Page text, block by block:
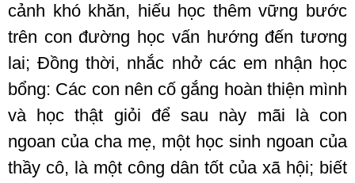
cảnh khó khăn, hiếu học thêm vững bước
trên con đường học vấn hướng đến tương
lai; Đồng thời, nhắc nhở các em nhận học
bổng: Các con nên cố gắng hoàn thiện mình
và học thật giỏi để sau này mãi là con
ngoan của cha mẹ, một học sinh ngoan của
thầy cô, là một công dân tốt của xã hội; biết